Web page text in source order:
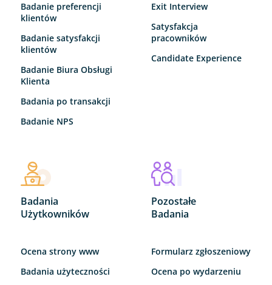
Badanie preferencji
klientów
Badanie satysfakcji
klientów
Badanie Biura Obsługi
Klienta
Badania po transakcji
Badanie NPS
Exit Interview
Satysfakcja
pracowników
Candidate Experience
Badania
Użytkowników
Ocena strony www
Badania użyteczności
Pozostałe
Badania
Formularz zgłoszeniowy
Ocena po wydarzeniu